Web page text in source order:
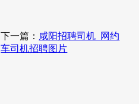
下一篇： 咸阳招聘司机_网约
车司机招聘图片